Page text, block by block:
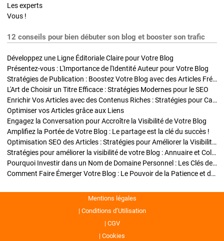
Les experts
Vous !
12 conseils pour bien débuter son blog et booster son trafic
Développez une Ligne Éditoriale Claire pour Votre Blog
Présentez-vous : L'Importance de l'Identité Auteur pour Votre Blog
Stratégies de Publication : Boostez Votre Blog avec des Articles Fréquents et Exclusifs
L'Art de Choisir un Titre Efficace : Stratégies Modernes pour le SEO
Enrichir Vos Articles avec des Contenus Riches : Stratégies pour Captiver et Optimiser
Optimiser vos Articles grâce aux Liens
Engagez la Conversation pour Accroître la Visibilité de Votre Blog
Amplifiez la Portée de Votre Blog : Le partage est la clé du succès !
Optimisation SEO des Articles : Stratégies pour Améliorer la Visibilité de Votre Blog
Stratégies pour améliorer la visibilité de votre Blog : Annuaire et Collaborations
Pourquoi Investir dans un Nom de Domaine Personnel : Les Clés de la Réussite de Votre Blog
Comment Faire Émerger Votre Blog : Le Pouvoir de la Patience et de la Persévérance
Mentions légales
Conditions d’Utilisation
CGV
Cookies